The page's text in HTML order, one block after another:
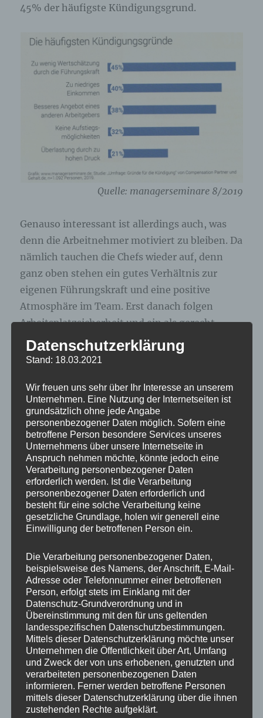
45% der häufigste Kündigungsgrund.
Quelle: managerseminare 8/2019
Genauso interessant ist allerdings auch, was
denn die Arbeitnehmer motiviert zu bleiben. Da
nämlich tauchen die Chefs wieder auf, denn
ganz oben stehen ein gutes Verhältnis zur
eigenen Führungskraft und eine positive
Atmosphäre im Team. Erst danach folgen
Arbeitsplatzsicherheit und ein als gerecht
empfundenes Gehalt.
Studie zwei Kernaussagen, die ich häufig
genannt habe: Die Führungskräfte haben
positiv wie negativ den Schlüssel zum Erfolg
der Unternehmen in der Hand, denn ihr
Verhalten prägt Mitarbeitermotivation und
Arbeitszufriedenheit wesentlich. Als zweite
Kernaussage wird wieder einmal die Rolle des
Geldes als klassischer Hygienefaktor belegt –
Gehalt muss als angemessen empfunden
werden, sonst werden die Menschen
unzufrieden. Wird es als angemessen
empfunden, dann führt ein Mehr an Gehalt
nicht gleichzeitig zu einem Mehr an
Motivation.
Wie könnte ein Fazit daraus lauten?
Ich versuche es mal damit: Investieren Sie
lieber in die Qualität Ihrer Führungskräfte als
Gehaltserhöhungen mit der Gießkanne
Datenschutzerklärung
Stand: 18.03.2021
Wir freuen uns sehr über Ihr Interesse an unserem
Unternehmen. Eine Nutzung der Internetseiten ist
grundsätzlich ohne jede Angabe
personenbezogener Daten möglich. Sofern eine
betroffene Person besondere Services unseres
Unternehmens über unsere Internetseite in
Anspruch nehmen möchte, könnte jedoch eine
Verarbeitung personenbezogener Daten
erforderlich werden. Ist die Verarbeitung
personenbezogener Daten erforderlich und
besteht für eine solche Verarbeitung keine
gesetzliche Grundlage, holen wir generell eine
Einwilligung der betroffenen Person ein.
Die Verarbeitung personenbezogener Daten,
beispielsweise des Namens, der Anschrift, E-Mail-
Adresse oder Telefonnummer einer betroffenen
Person, erfolgt stets im Einklang mit der
Datenschutz-Grundverordnung und in
Übereinstimmung mit den für uns geltenden
landesspezifischen Datenschutzbestimmungen.
Mittels dieser Datenschutzerklärung möchte unser
Unternehmen die Öffentlichkeit über Art, Umfang
und Zweck der von uns erhobenen, genutzten und
verarbeiteten personenbezogenen Daten
informieren. Ferner werden betroffene Personen
mittels dieser Datenschutzerklärung über die ihnen
zustehenden Rechte aufgeklärt.